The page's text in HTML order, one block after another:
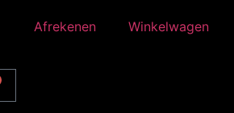
Afrekenen Winkelwagen